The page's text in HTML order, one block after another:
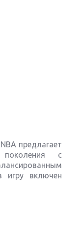
предлагает
с
игру включен
Microsoft и